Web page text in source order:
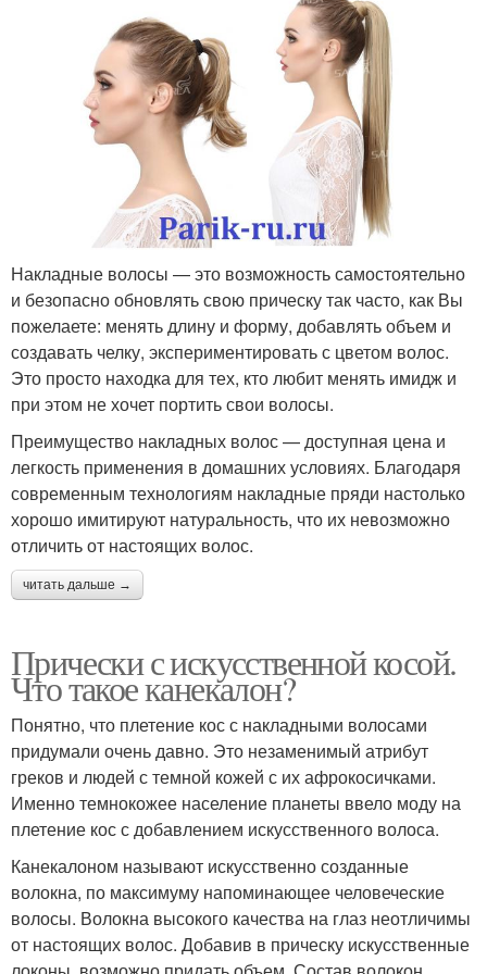
Накладные волосы — это возможность самостоятельно
и безопасно обновлять свою прическу так часто, как Вы
пожелаете: менять длину и форму, добавлять объем и
создавать челку, экспериментировать с цветом волос.
Это просто находка для тех, кто любит менять имидж и
при этом не хочет портить свои волосы.
Преимущество накладных волос — доступная цена и
легкость применения в домашних условиях. Благодаря
современным технологиям накладные пряди настолько
хорошо имитируют натуральность, что их невозможно
отличить от настоящих волос.
читать дальше →
Прически с искусственной косой.
Что такое канекалон?
Понятно, что плетение кос с накладными волосами
придумали очень давно. Это незаменимый атрибут
греков и людей с темной кожей с их афрокосичками.
Именно темнокожее население планеты ввело моду на
плетение кос с добавлением искусственного волоса.
Канекалоном называют искусственно созданные
волокна, по максимуму напоминающее человеческие
волосы. Волокна высокого качества на глаз неотличимы
от настоящих волос. Добавив в прическу искусственные